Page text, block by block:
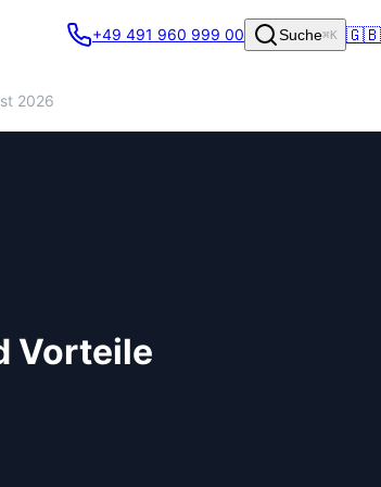
2026
+49 491 960 999 00 Suche⌘K 🇬🇧
Vorteile